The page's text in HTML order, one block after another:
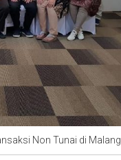
Non Tunai di Malang